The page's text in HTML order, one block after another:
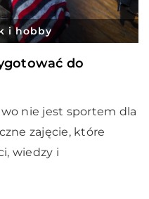
i hobby
do
nie jest sportem dla
zajęcie, które
wiedzy i